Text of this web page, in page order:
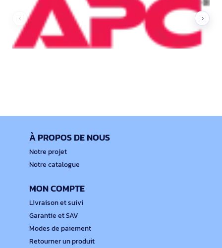
À PROPOS DE NOUS
Notre projet
Notre catalogue
MON COMPTE
Livraison et suivi
Garantie et SAV
Modes de paiement
Retourner un produit